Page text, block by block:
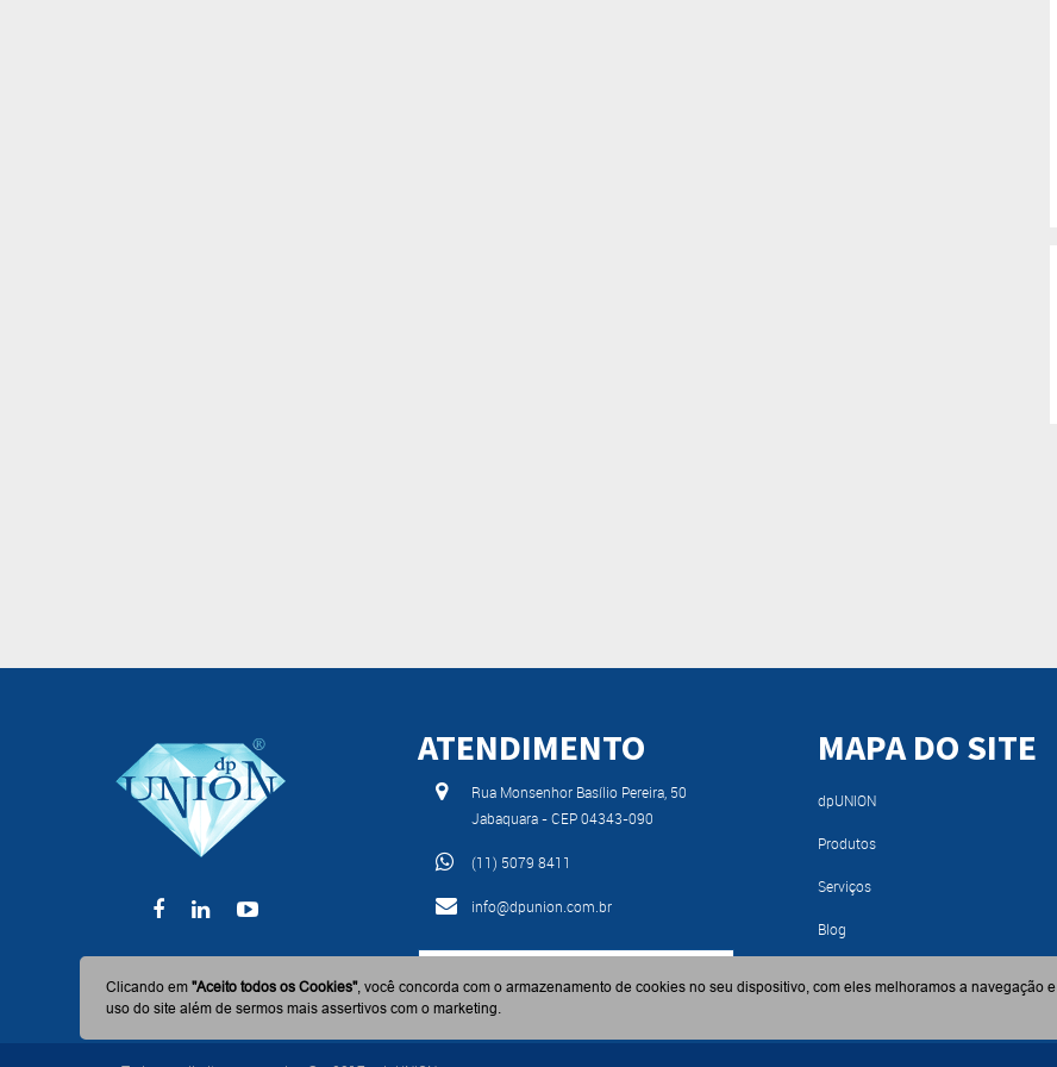
ATENDIMENTO
Rua Monsenhor Basílio Pereira, 50
Jabaquara - CEP 04343-090
(11) 5079 8411
info@dpunion.com.br
BAIXE AGORA NOSSO CATÁLOGO
MAPA DO SITE
dpUNION
Produtos
Serviços
Blog
Clicando em"Aceito todos os Cookies", você concorda com o armazenamento de cookies no seu dispositivo, com eles melhoramos a navegação e
uso do site além de sermos mais assertivos com o marketing.